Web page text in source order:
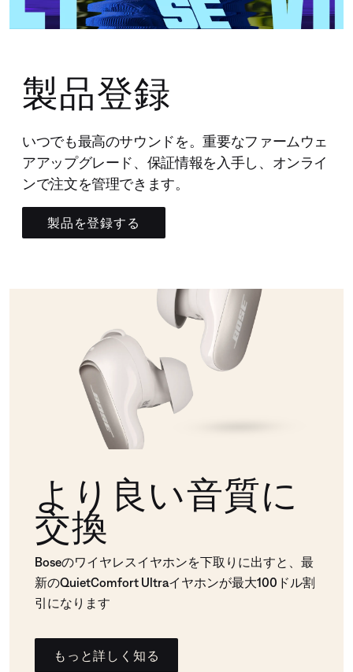
製品登録
いつでも最高のサウンドを。重要なファームウェ
アアップグレード、保証情報を入手し、オンライ
ンで注文を管理できます。
製品を登録する
より良い音質に
交換
Boseのワイヤレスイヤホンを下取りに出すと、最
新のQuietComfort Ultraイヤホンが最大100ドル割
引になります
もっと詳しく知る